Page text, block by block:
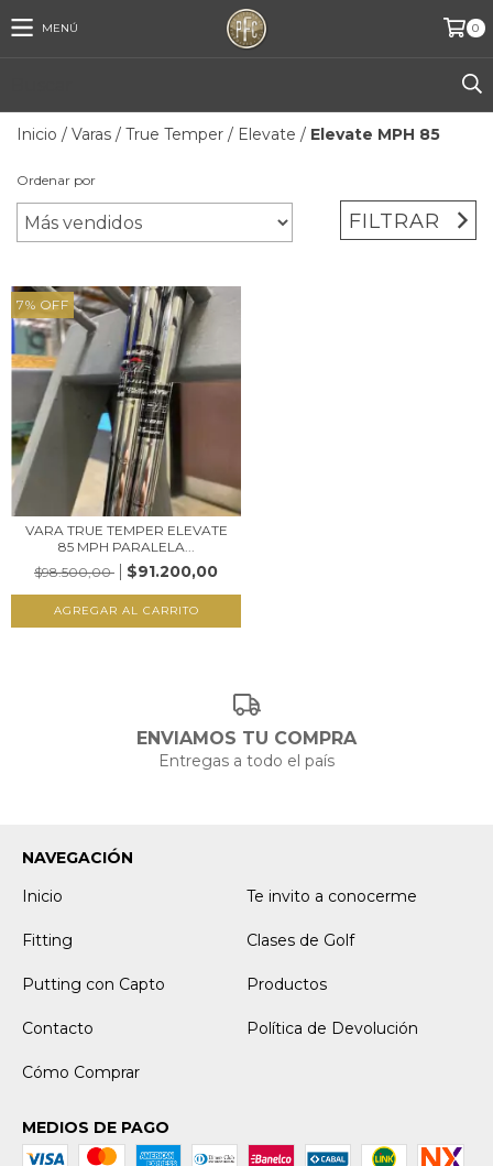
MENÚ 0
Inicio / Varas / True Temper / Elevate / Elevate MPH 85
Ordenar por
FILTRAR
7% OFF
VARA TRUE TEMPER ELEVATE
85 MPH PARALELA...
$98.500,00
$91.200,00
AGREGAR AL CARRITO
ENVIAMOS TU COMPRA
Entregas a todo el país
NAVEGACIÓN
Inicio
Te invito a conocerme
Fitting Clases de Golf
Putting con Capto Productos
Contacto Política de Devolución
Cómo Comprar
MEDIOS DE PAGO